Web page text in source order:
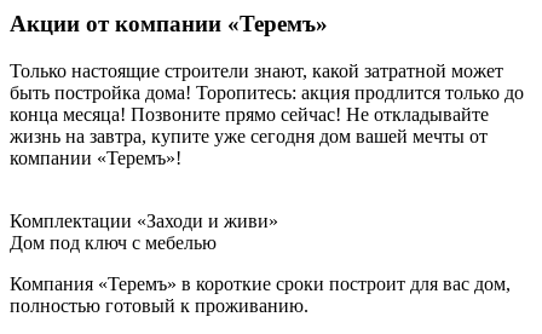
Акции от компании «Теремъ»
Только настоящие строители знают, какой затратной может
быть постройка дома! Торопитесь: акция продлится только до
конца месяца! Позвоните прямо сейчас! Не откладывайте
жизнь на завтра, купите уже сегодня дом вашей мечты от
компании «Теремъ»!
Комплектации «Заходи и живи»
Дом под ключ с мебелью
Компания «Теремъ» в короткие сроки построит для вас дом,
полностью готовый к проживанию.